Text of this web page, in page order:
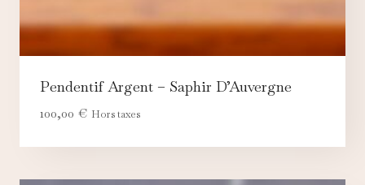
Pendentif Argent – Saphir D’Auvergne
100,00 € Hors taxes